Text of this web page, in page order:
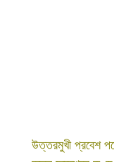
উত্তরমুখী প্রবেশ